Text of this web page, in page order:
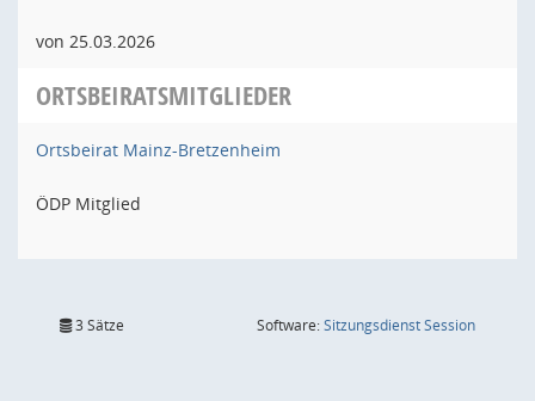
von 25.03.2026
ORTSBEIRATSMITGLIEDER
Ortsbeirat Mainz-Bretzenheim
ÖDP Mitglied
3 Sätze Software:SitzungsdienstSession(Wird in